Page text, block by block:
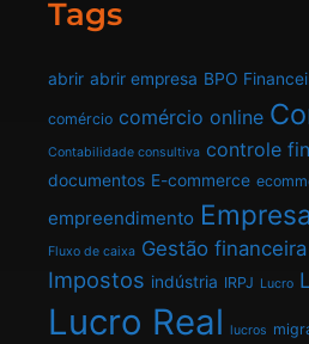
Tags
abrir abrir empresa BPO
comércio comércio online
Contabilidade consultiva controle
documentos E-commerce
empreendimento Empresa
Fluxo de caixa Gestão financeira
Impostos indústria IRPJ Lucro
Lucro Real lucros